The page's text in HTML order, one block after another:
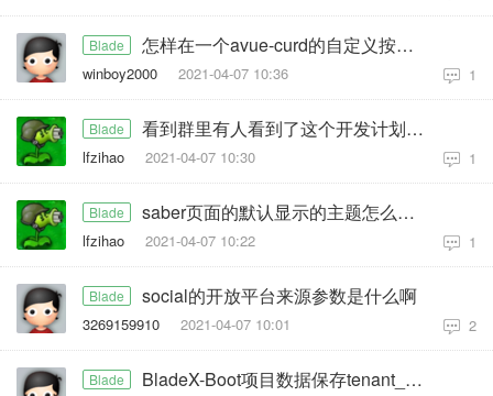
Blade 怎样在一个avue-curd的自定义按钮，点击弹出另一个avue-curd的新增表单？
winboy2000 2021-04-07 10:36 1
Blade 看到群里有人看到了这个开发计划，这个开发计划的链接是什么
lfzihao 2021-04-07 10:30 1
Blade saber页面的默认显示的主题怎么修改成别的
lfzihao 2021-04-07 10:22 1
Blade social的开放平台来源参数是什么啊
3269159910 2021-04-07 10:01 2
Blade BladeX-Boot项目数据保存tenant_id为空